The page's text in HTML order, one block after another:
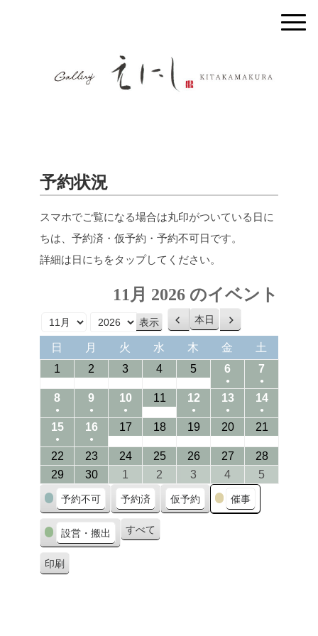
予約状況
スマホでご覧になる場合は丸印がついている日に
ちは、予約済・仮予約・予約不可日です。
詳細は日にちをタップしてください。
11月 2026 のイベント
前
へ
本日
次
へ
日 月 火 水 木 金 土
1 01/11/2026
2 02/11/2026
303/11/2026
404/11/2026
505/11/2026
606/11/2026
●
(1
event)
7
●
(1
event)
808/11/2026
●
(1
event)
909/11/2026
●
(1
event)
1010/11/2026
●
(1
1111/11/2026
1212/11/2026
●
(1
1313/11/2026
●
(1
1414/11/
●
(1
1515/11/2026
●
(1
event)
1616/11/2026
●
(1
event)
1717/11/2026
1818/11/2026
1919/11/2026
2020/11/2026
2121/11/
2222/11/2026
2323/11/2026
2424/11/2026
2525/11/2026
2626/11/2026
2727/11/2026
2828/11/
2929/11/2026
3030/11/2026
1 01/12/2026
2 02/12/2026
3 03/12/2026
404/12/2026
5
カ
テ
ゴ
リ
ー
予約不可 予約済 仮予約 催事
設営・搬出 すべて
印刷